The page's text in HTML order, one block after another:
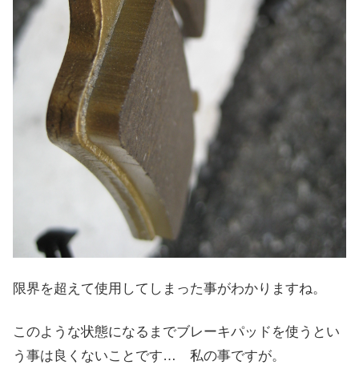
限界を超えて使用してしまった事がわかりますね。
このような状態になるまでブレーキパッドを使うとい
う事は良くないことです… 私の事ですが。